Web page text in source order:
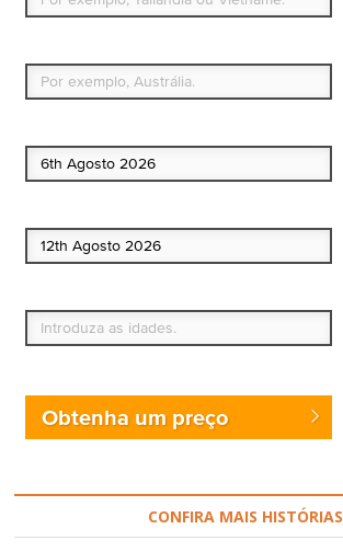
Obtenha um preço
CONFIRA MAIS HISTÓRIAS